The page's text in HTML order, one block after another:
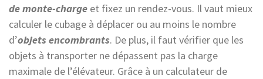
de monte-charge et fixez un rendez-vous. Il vaut mieux
calculer le cubage à déplacer ou au moins le nombre
d’objets encombrants. De plus, il faut vérifier que les
objets à transporter ne dépassent pas la charge
maximale de l’élévateur. Grâce à un calculateur de